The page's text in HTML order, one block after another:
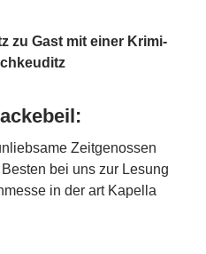
zu Gast mit einer Krimi-
Zeitgenossen
bei uns zur Lesung
in der art Kapella